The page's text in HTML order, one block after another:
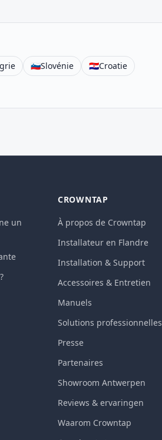
🇸🇮Slovénie 🇭🇷Croatie
un
CROWNTAP
À propos de Crowntap
Installateur en Flandre
Installation & Support
Accessoires & Entretien
Manuels
Solutions professionnelles
Presse
Partenaires
Showroom Antwerpen
Reviews & ervaringen
Waarom Crowntap